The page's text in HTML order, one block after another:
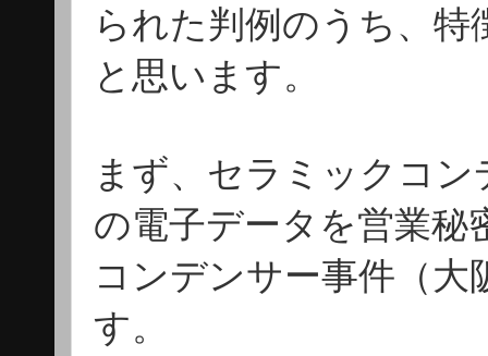
られた判例のうち、
と思います。
まず、セラミックコ
の電子データを営業
コンデンサー事件（大
す。